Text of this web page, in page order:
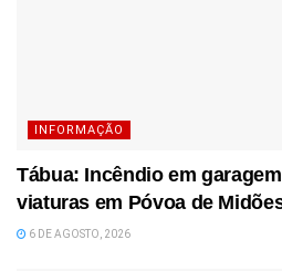
INFORMAÇÃO
Tábua: Incêndio em
viaturas em Póvoa de
6 DE AGOSTO, 2026